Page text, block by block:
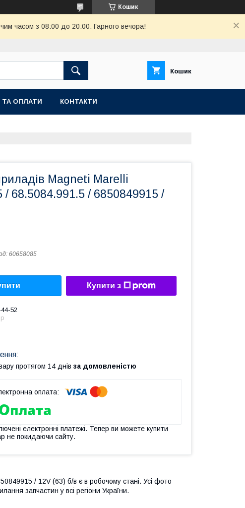
Кошик
часом з 08:00 до 20:00. Гарного вечора!
Кошик
ОПЛАТИ КОНТАКТИ
Magneti Marelli
/ 68.5084.991.5 / 6850849915 /
60658085
Купити з
52
протягом 14 днів за домовленістю
електронні платежі. Тепер ви можете купити
не покидаючи сайту.
/ 12V (63) б/в є в робочому стані. Усі фото
запчастин у всі регіони України.